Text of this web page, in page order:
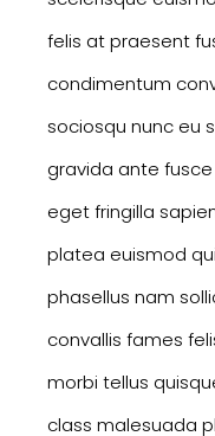
felis at praesent
condimentum
sociosqu nunc eu
gravida ante
eget fringilla
platea euismod
phasellus nam
convallis fames
morbi tellus
class malesuada